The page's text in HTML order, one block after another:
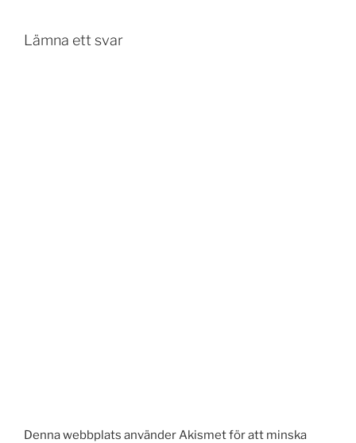
Lämna ett svar
Denna webbplats använder Akismet för att minska